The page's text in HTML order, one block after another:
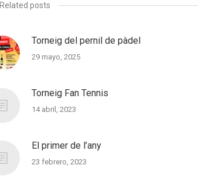
Related posts
Torneig del pernil de pàdel
29 mayo, 2025
Torneig Fan Tennis
14 abril, 2023
El primer de l’any
23 febrero, 2023